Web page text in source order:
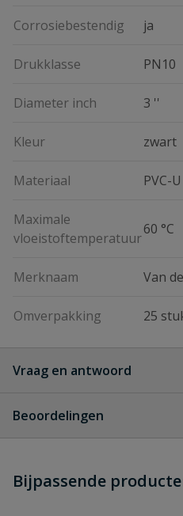
Corrosiebestendig ja
Drukklasse PN10
Diameter inch 3 ''
Kleur zwart
Materiaal PVC-U
Maximale
vloeistoftemperatuur
60 °C
Merknaam Van
Omverpakking 25
Vraag en antwoord
dit product?
Beoordelingen
Schrijf zelf een
Bijpassende